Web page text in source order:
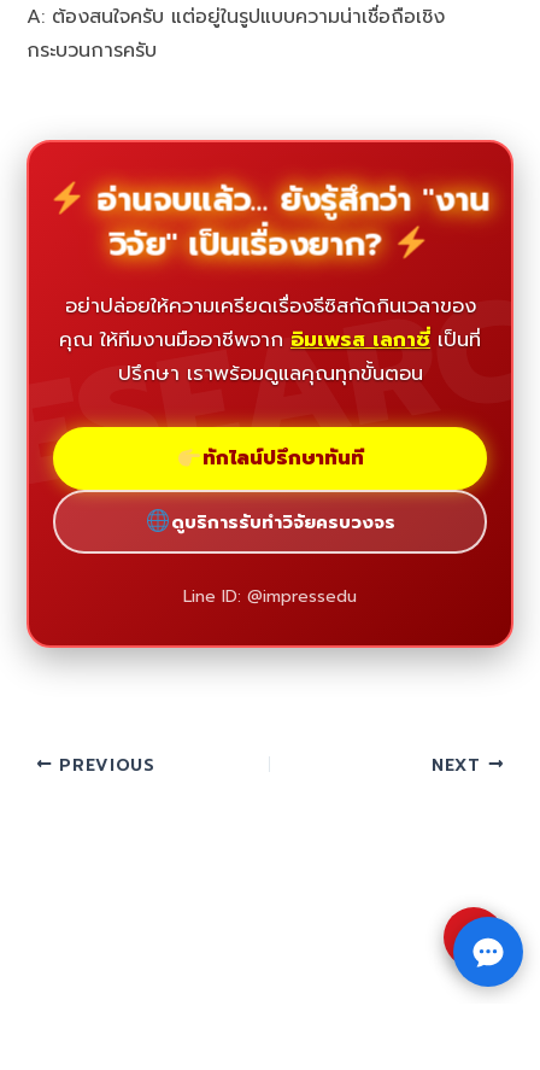
A: ต้องสนใจครับ แต่อยู่ในรูปแบบความน่าเชื่อถือเชิง
กระบวนการครับ
อ่านจบแล้ว... ยังรู้สึกว่า "งาน
วิจัย" เป็นเรื่องยาก?
อย่าปล่อยให้ความเครียดเรื่องธีซิสกัดกินเวลาของ
คุณ ให้ทีมงานมืออาชีพจาก อิมเพรส เลกาซี่ เป็นที่
ปรึกษา เราพร้อมดูแลคุณทุกขั้นตอน
ทักไลน์ปรึกษาทันที
ดูบริการรับทำวิจัยครบวงจร
Line ID: @impressedu
PREVIOUS NEXT
⇧